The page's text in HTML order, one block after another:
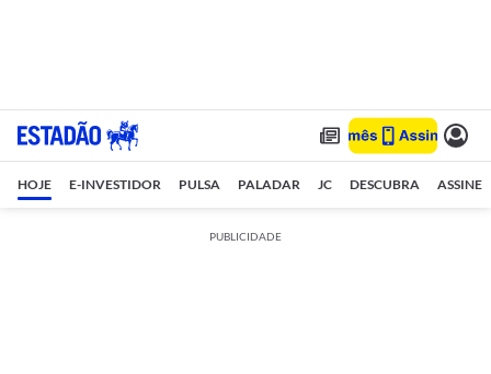
HOJE E-INVESTIDOR PULSA PALADAR JC DESCUBRA ASSINE
PUBLICIDADE